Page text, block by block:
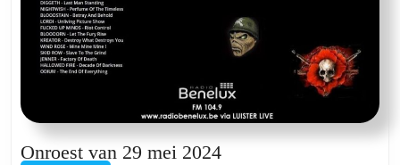
Onroest van 29 mei 2024Onroest